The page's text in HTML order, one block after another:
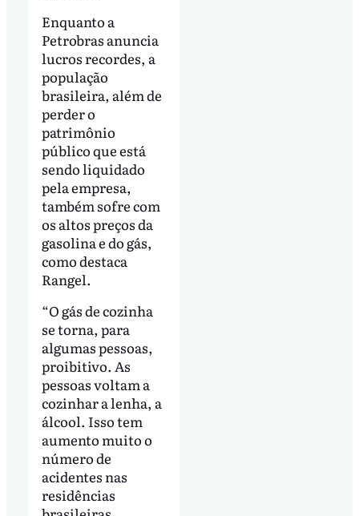
Enquanto a
Petrobras anuncia
lucros recordes, a
população
brasileira, além de
perder o
patrimônio
público que está
sendo liquidado
pela empresa,
também sofre com
os altos preços da
gasolina e do gás,
como destaca
Rangel.
“O gás de cozinha
se torna, para
algumas pessoas,
proibitivo. As
pessoas voltam a
cozinhar a lenha, a
álcool. Isso tem
aumento muito o
número de
acidentes nas
residências